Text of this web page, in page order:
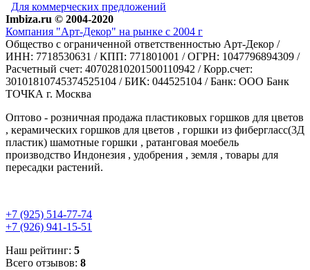
Для коммерческих предложений
Imbiza.ru © 2004-2020
Компания "Арт-Декор" на рынке с 2004 г
Общество с ограниченной ответственностью Арт-Декор /
ИНН: 7718530631 / КПП: 771801001 / ОГРН: 1047796894309 /
Расчетный счет: 40702810201500110942 / Корр.счет:
30101810745374525104 / БИК: 044525104 / Банк: ООО Банк
ТОЧКА г. Москва
Оптово - розничная продажа пластиковых горшков для цветов
, керамических горшков для цветов , горшки из фибергласс(3Д
пластик) шамотные горшки , ратанговая моебель
производство Индонезия , удобрения , земля , товары для
пересадки растений.
+7 (925) 514-77-74
+7 (926) 941-15-51
Наш рейтинг: 5
Всего отзывов: 8